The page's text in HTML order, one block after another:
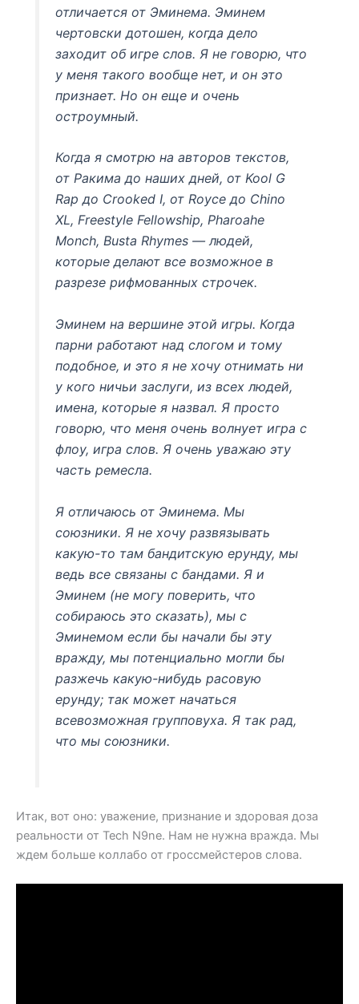
отличается от Эминема. Эминем
чертовски дотошен, когда дело
заходит об игре слов. Я не говорю, что
у меня такого вообще нет, и он это
признает. Но он еще и очень
остроумный.
Когда я смотрю на авторов текстов,
от Ракима до наших дней, от Kool G
Rap до Crooked I, от Royce до Chino
XL, Freestyle Fellowship, Pharoahe
Monch, Busta Rhymes — людей,
которые делают все возможное в
разрезе рифмованных строчек.
Эминем на вершине этой игры. Когда
парни работают над слогом и тому
подобное, и это я не хочу отнимать ни
у кого ничьи заслуги, из всех людей,
имена, которые я назвал. Я просто
говорю, что меня очень волнует игра с
флоу, игра слов. Я очень уважаю эту
часть ремесла.
Я отличаюсь от Эминема. Мы
союзники. Я не хочу развязывать
какую-то там бандитскую ерунду, мы
ведь все связаны с бандами. Я и
Эминем (не могу поверить, что
собираюсь это сказать), мы с
Эминемом если бы начали бы эту
вражду, мы потенциально могли бы
разжечь какую-нибудь расовую
ерунду; так может начаться
всевозможная групповуха. Я так рад,
что мы союзники.
Итак, вот оно: уважение, признание и здоровая доза
реальности от Tech N9ne. Нам не нужна вражда. Мы
ждем больше коллабо от гроссмейстеров слова.